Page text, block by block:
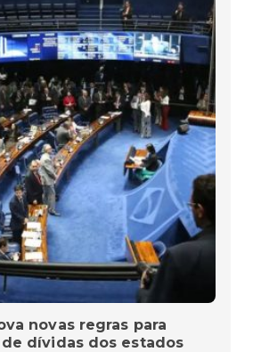
novas regras para
dívidas dos estados